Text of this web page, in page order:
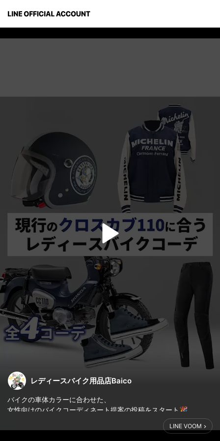
レディースバイク用品店Baico
バイクの車体カラーに合わせた、
女性向けのバイクコーディネート提案の投稿をスタート🎉
第1弾は現行のクロスカブ110のカラーに合いそうなコーディネー
トをご提案！
LINE VOOM